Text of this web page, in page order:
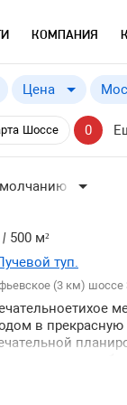
КОМПАНИЯ
Цена
от
Шоссе 0
по цене ↓
по цене ↑
по шоссе ↓
по шоссе ↑
по удаленности от МКАД
| 500 м²
туп.
(3 км) шоссе
в